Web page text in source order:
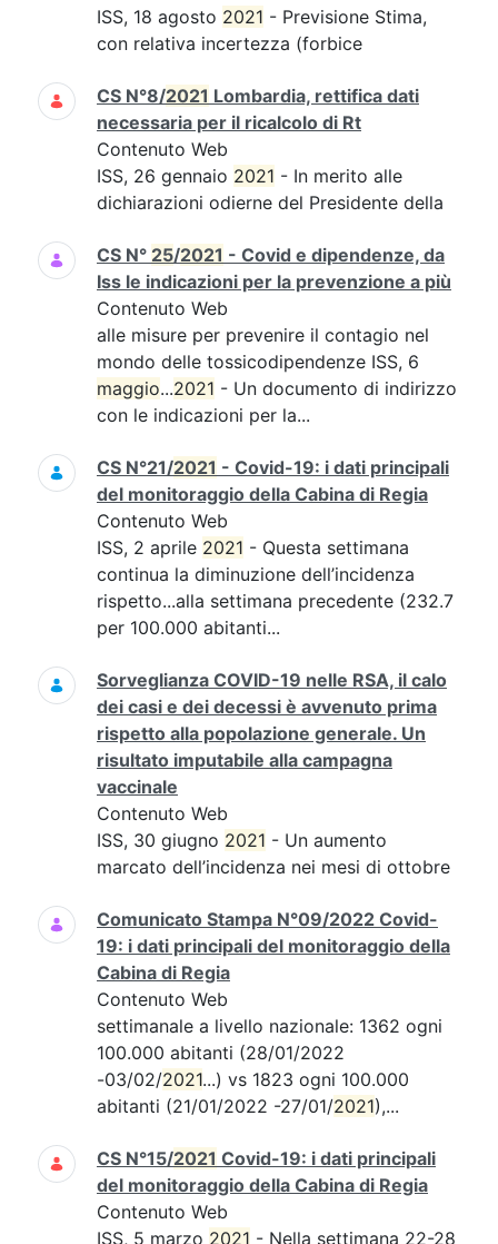
ISS, 18 agosto 2021 - Previsione Stima,
con relativa incertezza (forbice
CS N°8/2021 Lombardia, rettifica dati
necessaria per il ricalcolo di Rt
Contenuto Web
ISS, 26 gennaio 2021 - In merito alle
dichiarazioni odierne del Presidente della
CS N° 25/2021 - Covid e dipendenze, da
Iss le indicazioni per la prevenzione a più
Contenuto Web
alle misure per prevenire il contagio nel
mondo delle tossicodipendenze ISS, 6
maggio...2021 - Un documento di indirizzo
con le indicazioni per la...
CS N°21/2021 - Covid-19: i dati principali
del monitoraggio della Cabina di Regia
Contenuto Web
ISS, 2 aprile 2021 - Questa settimana
continua la diminuzione dell’incidenza
rispetto...alla settimana precedente (232.7
per 100.000 abitanti...
Sorveglianza COVID-19 nelle RSA, il calo
dei casi e dei decessi è avvenuto prima
rispetto alla popolazione generale. Un
risultato imputabile alla campagna
vaccinale
Contenuto Web
ISS, 30 giugno 2021 - Un aumento
marcato dell’incidenza nei mesi di ottobre
Comunicato Stampa N°09/2022 Covid-
19: i dati principali del monitoraggio della
Cabina di Regia
Contenuto Web
settimanale a livello nazionale: 1362 ogni
100.000 abitanti (28/01/2022
-03/02/2021...) vs 1823 ogni 100.000
abitanti (21/01/2022 -27/01/2021),...
CS N°15/2021 Covid-19: i dati principali
del monitoraggio della Cabina di Regia
Contenuto Web
ISS, 5 marzo 2021 - Nella settimana 22-28